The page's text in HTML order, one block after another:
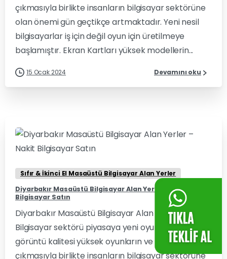
çıkmasıyla birlikte insanların bilgisayar sektörüne
olan önemi gün geçtikçe artmaktadır. Yeni nesil
bilgisayarlar iş için değil oyun için üretilmeye
başlamıştır. Ekran Kartları yüksek modellerin...
15 Ocak 2024 Devamını oku
0 0
Sıfır & İkinci El Masaüstü Bilgisayar Alan Yerler
Diyarbakır Masaüstü Bilgisayar Alan Yerler – Nakit
Bilgisayar Satın
Diyarbakır Masaüstü Bilgisayar Alan Yerler olarak
Bilgisayar sektörü piyasaya yeni oyunların ve
görüntü kalitesi yüksek oyunların ve grafiklerin
çıkmasıyla birlikte insanların bilgisayar sektörüne